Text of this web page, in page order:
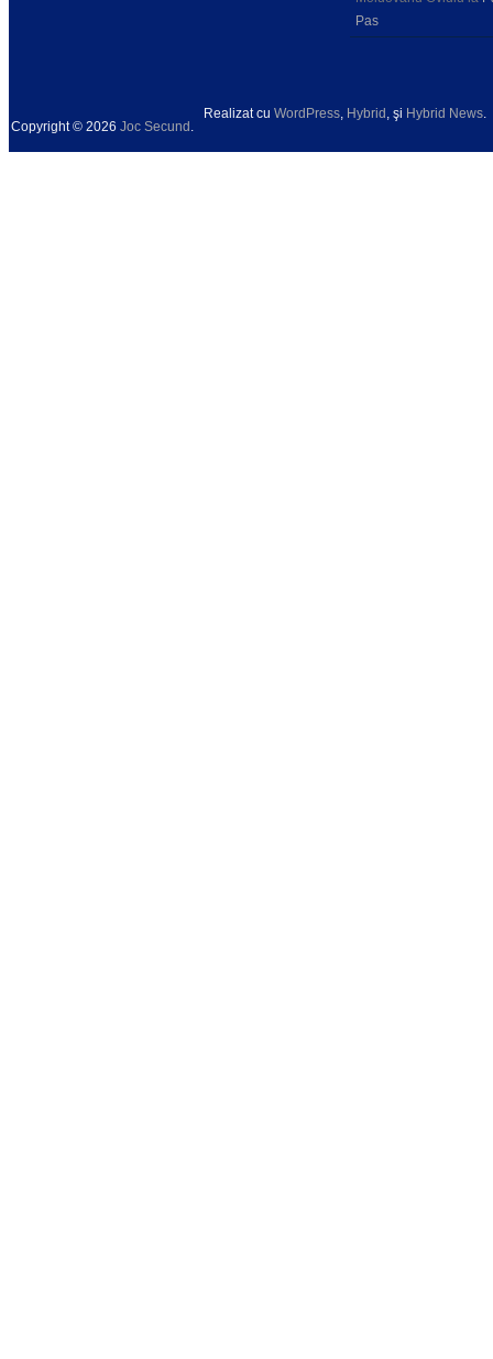
Pas
Copyright © 2026 Joc Secund .
Realizat cu WordPress, Hybrid , şi Hybrid News.